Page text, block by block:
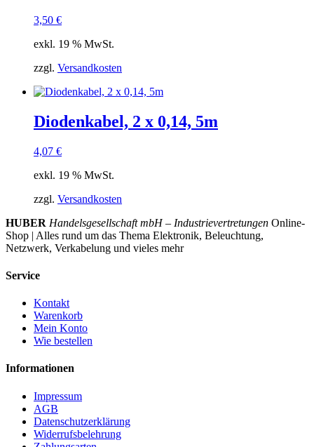
3,50 €
exkl. 19 % MwSt.
zzgl. Versandkosten
Diodenkabel, 2 x 0,14, 5m
4,07 €
exkl. 19 % MwSt.
zzgl. Versandkosten
HUBER Handelsgesellschaft mbH – Industrievertretungen Online-
Shop | Alles rund um das Thema Elektronik, Beleuchtung,
Netzwerk, Verkabelung und vieles mehr
Service
Kontakt
Warenkorb
Mein Konto
Wie bestellen
Informationen
Impressum
AGB
Datenschutzerklärung
Widerrufsbelehrung